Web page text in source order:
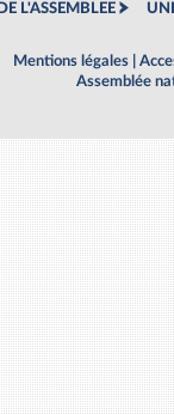
L'ASSEMBLEE
Mentions légales
Assemblée